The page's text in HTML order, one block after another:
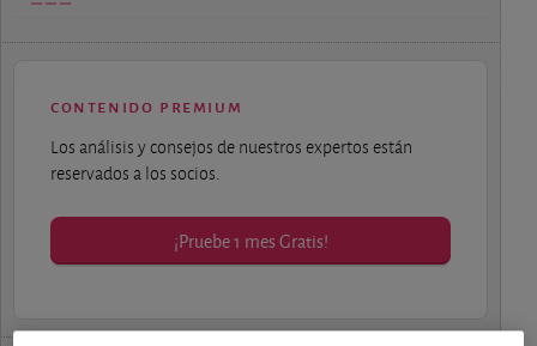
contenido premium
Los análisis y consejos de nuestros expertos están
reservados a los socios.
¡Pruebe 1 mes Gratis!